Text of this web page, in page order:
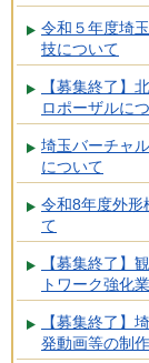
令和５年度埼
技について
【募集終了】
ロポーザルに
埼玉バーチャ
について
令和8年度外形
て
【募集終了】
トワーク強化
【募集終了】
発動画等の制